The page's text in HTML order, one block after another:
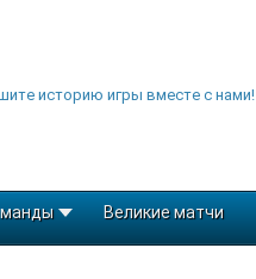
историю игры вместе с нами!
Великие матчи